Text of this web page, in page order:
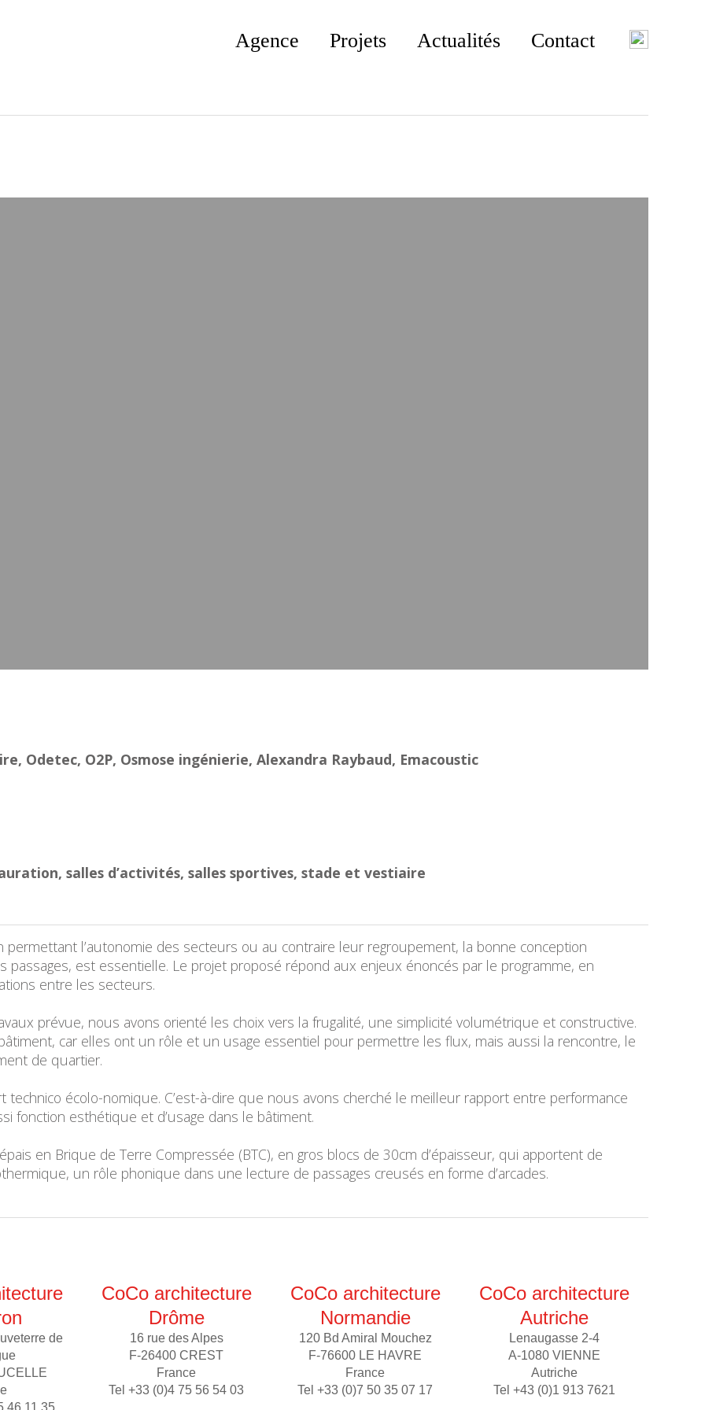
Agence Projets Actualités Contact
Odetec, O2P, Osmose ingénierie, Alexandra Raybaud, Emacoustic
salles d’activités, salles sportives, stade et vestiaire
l’autonomie des secteurs ou au contraire leur regroupement, la bonne conception
est essentielle. Le projet proposé répond aux enjeux énoncés par le programme, en
entre les secteurs.
prévue, nous avons orienté les choix vers la frugalité, une simplicité volumétrique et constructive.
car elles ont un rôle et un usage essentiel pour permettre les flux, mais aussi la rencontre, le
de quartier.
écolo-nomique. C’est-à-dire que nous avons cherché le meilleur rapport entre performance
fonction esthétique et d’usage dans le bâtiment.
en Brique de Terre Compressée (BTC), en gros blocs de 30cm d’épaisseur, qui apportent de
un rôle phonique dans une lecture de passages creusés en forme d’arcades.
de
46 11 35
CoCo architecture
Drôme
16 rue des Alpes
F-26400 CREST
France
Tel +33 (0)4 75 56 54 03
CoCo architecture
Normandie
120 Bd Amiral Mouchez
F-76600 LE HAVRE
France
Tel +33 (0)7 50 35 07 17
CoCo architecture
Autriche
Lenaugasse 2-4
A-1080 VIENNE
Autriche
Tel +43 (0)1 913 7621